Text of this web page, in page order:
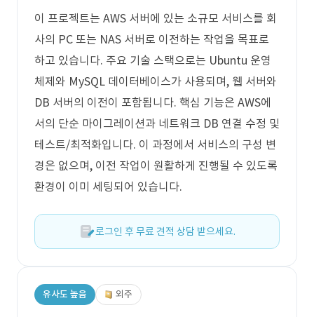
이 프로젝트는 AWS 서버에 있는 소규모 서비스를 회
사의 PC 또는 NAS 서버로 이전하는 작업을 목표로
하고 있습니다. 주요 기술 스택으로는 Ubuntu 운영
체제와 MySQL 데이터베이스가 사용되며, 웹 서버와
DB 서버의 이전이 포함됩니다. 핵심 기능은 AWS에
서의 단순 마이그레이션과 네트워크 DB 연결 수정 및
테스트/최적화입니다. 이 과정에서 서비스의 구성 변
경은 없으며, 이전 작업이 원활하게 진행될 수 있도록
환경이 이미 세팅되어 있습니다.
로그인 후 무료 견적 상담 받으세요.
유사도 높음 외주